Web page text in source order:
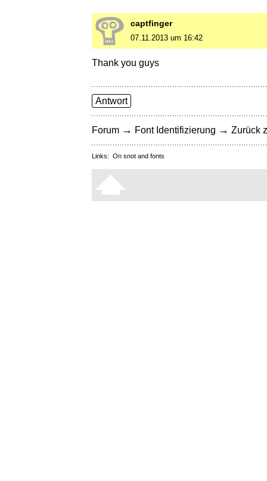
captfinger
07.11.2013 um 16:42
Thank you guys
Antwort
Forum → Font Identifizierung → Zurück
Links: On snot and fonts